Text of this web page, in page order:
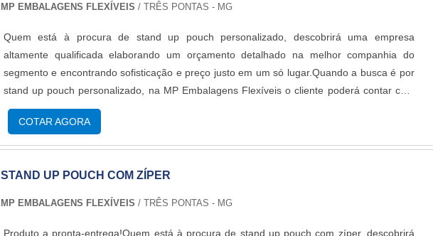
MP EMBALAGENS FLEXÍVEIS / TRÊS PONTAS - MG
Quem está à procura de stand up pouch personalizado, descobrirá uma empresa
altamente qualificada elaborando um orçamento detalhado na melhor companhia do
segmento e encontrando sofisticação e preço justo em um só lugar.Quando a busca é por
stand up pouch personalizado, na MP Embalagens Flexíveis o cliente poderá contar com
proteção e com as melhores soluções para embalagens plásticas.MAIS DETALHES
SOBRE STAND UP POUCH PERSONALIZADOA MP Embalagens Flexíveis foca sua
energia em produzir uma estrutura aos clientes com escritório de alta qualidade onde são
pouch personalizado com ótima qualidade.Há muitas maneiras eficientes de uma empresa
demonstrar competência, excelência e destaque em uma área de atuação. A MP
plásticas; Impressão de embalagens em até 8 cores; Melhores tecnologias do mercado
COTAR AGORA
STAND UP POUCH COM ZÍPER
MP EMBALAGENS FLEXÍVEIS / TRÊS PONTAS - MG
Produto a pronta-entrega!Quem está à procura de stand up pouch com zíper, descobrirá